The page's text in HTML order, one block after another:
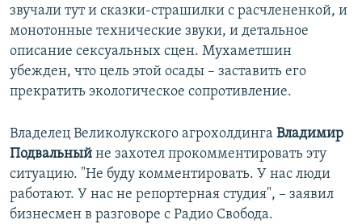
звучали тут и сказки-страшилки с расчлененкой, и
монотонные технические звуки, и детальное
описание сексуальных сцен. Мухаметшин
убежден, что цель этой осады – заставить его
прекратить экологическое сопротивление.
Владелец Великолукского агрохолдинга Владимир
Подвальный не захотел прокомментировать эту
ситуацию. "Не буду комментировать. У нас люди
работают. У нас не репортерная студия", – заявил
бизнесмен в разговоре с Радио Свобода.